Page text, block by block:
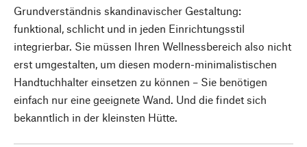
Grundverständnis skandinavischer Gestaltung:
funktional, schlicht und in jeden Einrichtungsstil
integrierbar. Sie müssen Ihren Wellnessbereich also nicht
erst umgestalten, um diesen modern-minimalistischen
Handtuchhalter einsetzen zu können – Sie benötigen
einfach nur eine geeignete Wand. Und die findet sich
bekanntlich in der kleinsten Hütte.